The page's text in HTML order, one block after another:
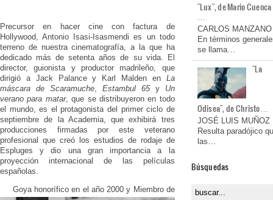
Precursor en hacer cine con factura de
Hollywood, Antonio Isasi-Isasmendi es un todo
terreno de nuestra cinematografía, a la que ha
dedicado más de setenta años de su vida. El
director, guionista y productor madrileño, que
dirigió a Jack Palance y Karl Malden en La
máscara de Scaramuche, Estambul 65y Un
verano para matar, que se distribuyeron en todo
el mundo, es el protagonista del primer ciclo de
septiembre de la Academia, que exhibirá tres
producciones firmadas por este veterano
profesional que creó los estudios de rodaje de
Espluges y dio una gran importancia a la
proyección internacional de las películas
españolas.
Goya honorífico en el año 2000 y Miembro de
"Lux", de Mario Cuenca
…
CARLOS MANZANO
En términos
se llama…
"La
Odisea", de Christo…
JOSÉ LUIS MUÑOZ
Resulta paradójico
las…
Búsquedas